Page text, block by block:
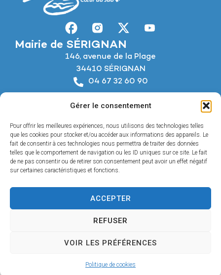
Gérer le consentement
Pour offrir les meilleures expériences, nous utilisons des technologies telles
que les cookies pour stocker et/ou accéder aux informations des appareils. Le
fait de consentir à ces technologies nous permettra de traiter des données
telles que le comportement de navigation ou les ID uniques sur ce site. Le fait
de ne pas consentir ou de retirer son consentement peut avoir un effet négatif
sur certaines caractéristiques et fonctions.
ACCEPTER
REFUSER
VOIR LES PRÉFÉRENCES
Politique de cookies
Mairie de SÉRIGNAN
146, avenue de la Plage
34410 SÉRIGNAN
04 67 32 60 90
Horaires d’ouverture
Du lundi au jeudi :
De 8h à 12h et de 14h à 18h
Le vendredi :
De 8h à 12h et de 14h à 17h
© 2025 - Propulsé par Utopia